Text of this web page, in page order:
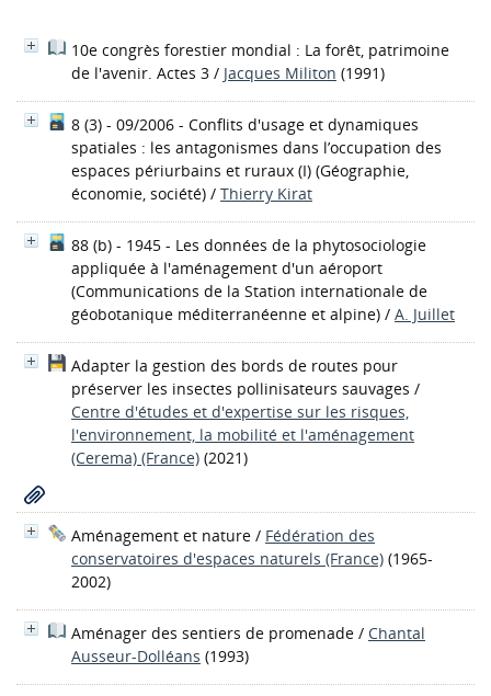
10e congrès forestier mondial : La forêt, patrimoine
de l'avenir. Actes 3 / Jacques Militon (1991)
8 (3) - 09/2006 - Conflits d'usage et dynamiques
spatiales : les antagonismes dans l’occupation des
espaces périurbains et ruraux (I) (Géographie,
économie, société) / Thierry Kirat
88 (b) - 1945 - Les données de la phytosociologie
appliquée à l'aménagement d'un aéroport
(Communications de la Station internationale de
géobotanique méditerranéenne et alpine) / A. Juillet
Adapter la gestion des bords de routes pour
préserver les insectes pollinisateurs sauvages /
Centre d'études et d'expertise sur les risques,
l'environnement, la mobilité et l'aménagement
(Cerema) (France) (2021)
Aménagement et nature / Fédération des
conservatoires d'espaces naturels (France) (1965-
2002)
Aménager des sentiers de promenade / Chantal
Ausseur-Dolléans (1993)